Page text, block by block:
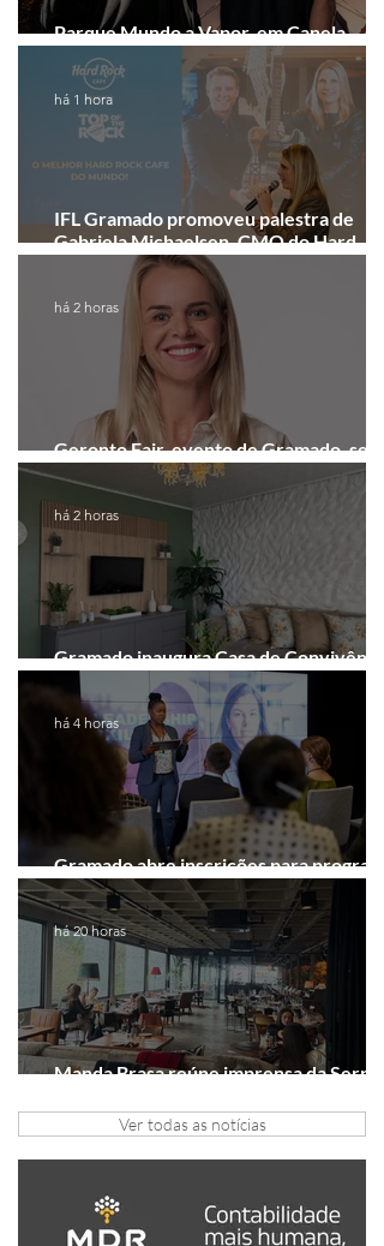
Parque Mundo a Vapor, em Canela,
recebe festival eletrônico em agosto
IFL Gramado promoveu palestra de
Gabriela Michaelsen, CMO do Hard
Rock Cafe Gramado
há 1 hora
Geronto Fair, evento de Gramado, será
realizada em formato digital
há 2 horas
Gramado inaugura Casa de Convivência
dedicada às mulheres
há 2 horas
Gramado abre inscrições para programa
gratuito de inovação
há 4 horas
Manda Brasa reúne imprensa da Serra
há 20 horas
Ver todas as notícias